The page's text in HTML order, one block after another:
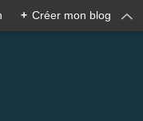
+ Créer mon blog